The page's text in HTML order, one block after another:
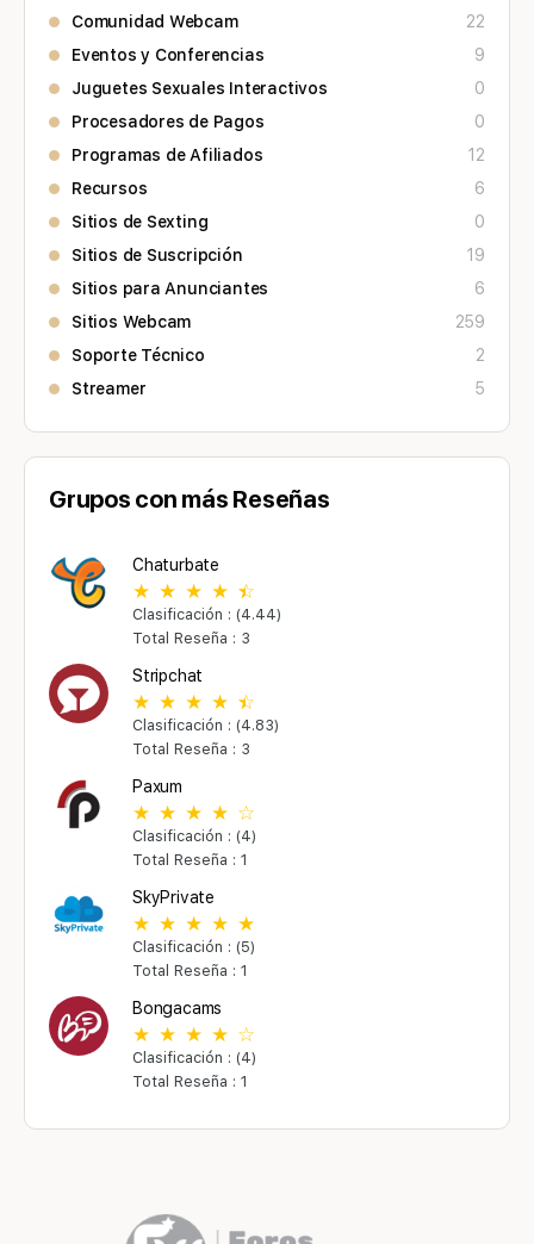
Comunidad Webcam
22
Eventos y Conferencias
9
Juguetes Sexuales Interactivos
0
Procesadores de Pagos
0
Programas de Afiliados
12
Recursos
6
Sitios de Sexting
0
Sitios de Suscripción
19
Sitios para Anunciantes
6
Sitios Webcam
259
Soporte Técnico
2
Streamer
5
Grupos con más Reseñas
Chaturbate
Clasificación : (4.44)
Total Reseña : 3
Stripchat
Clasificación : (4.83)
Total Reseña : 3
Paxum
Clasificación : (4)
Total Reseña : 1
SkyPrivate
Clasificación : (5)
Total Reseña : 1
Bongacams
Clasificación : (4)
Total Reseña : 1